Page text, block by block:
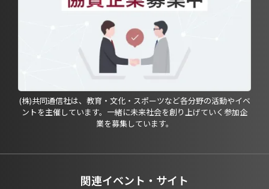
(株)共同通信社は、教育・文化・スポーツなど各分野の活動やイベ
ントを主催しています。一緒に未来社会を創り上げていく参加企
業を募集しています。
関連イベント・サイト